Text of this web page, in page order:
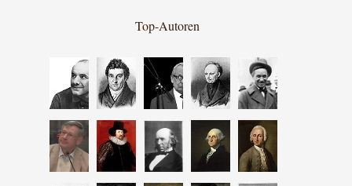
Top-Autoren